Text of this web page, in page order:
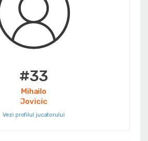
#33
Mihailo
Jovicic
Vezi profilul jucatorului